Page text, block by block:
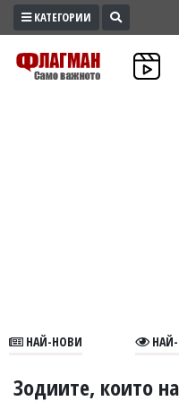
ПРОМО
ЗОНА
В
КАТЕГОРИИ
НАЙ-НОВИ НАЙ-
Зодиите, които